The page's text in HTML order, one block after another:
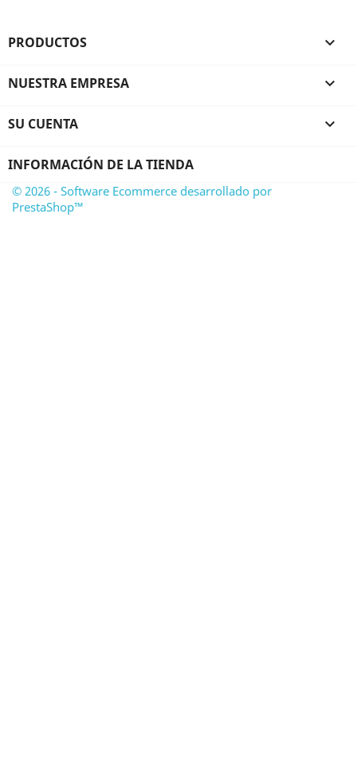
PRODUCTOS 
NUESTRA EMPRESA 
SU CUENTA 
INFORMACIÓN DE LA TIENDA
© 2026 - Software Ecommerce desarrollado por
PrestaShop™